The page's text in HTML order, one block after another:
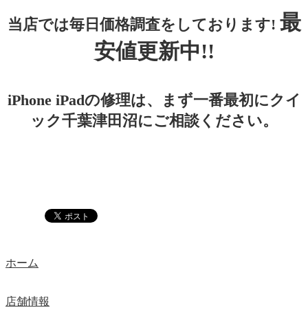
当店では毎日価格調査をしております! 最
安値更新中!!
iPhone iPadの修理は、まず一番最初にクイ
ック千葉津田沼にご相談ください。
ホーム
店舗情報